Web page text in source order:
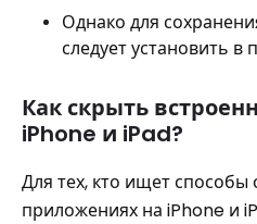
Однако для
следует установить
Как скрыть
iPhone и iPad?
Для тех, кто ищет способы
приложениях на iPhone и